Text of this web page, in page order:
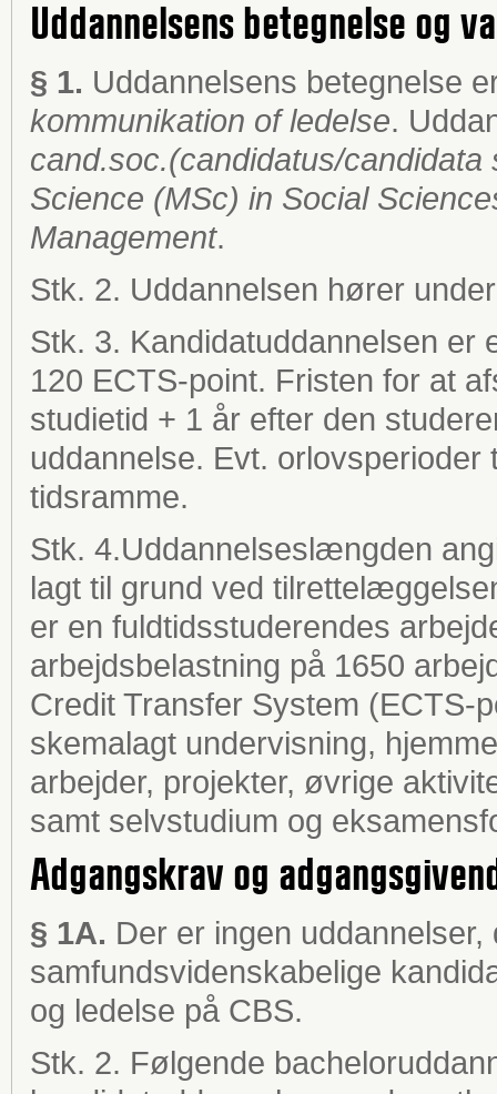
Uddannelsens betegnelse og
§ 1. Uddannelsens betegnelse
kommunikation of ledelse.
cand.soc.(candidatus/candidata
Science (MSc) in Social
Management.
Stk. 2. Uddannelsen hører
Stk. 3. Kandidatuddannelsen er
120 ECTS-point. Fristen for at
studietid + 1 år efter den
uddannelse. Evt.
tidsramme.
Stk. 4.Uddannelseslængden
lagt til grund ved
er en fuldtidsstuderendes
arbejdsbelastning på 1650
Credit Transfer System (ECTS-
skemalagt undervisning,
arbejder, projekter, øvrige
samt selvstudium og
Adgangskrav og
§ 1A. Der er ingen
samfundsvidenskabelige
og ledelse på CBS.
Stk. 2. Følgende